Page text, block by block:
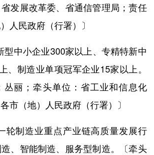
发展改革委、省通信管理局；责任
人民政府（行署）〕
型中小企业300家以上、专精特新中
、制造业单项冠军企业15家以上。
丛丽；牵头单位：省工业和信息化
市（地）人民政府（行署）〕
轮制造业重点产业链高质量发展行
、智能制造、服务型制造。〔牵头